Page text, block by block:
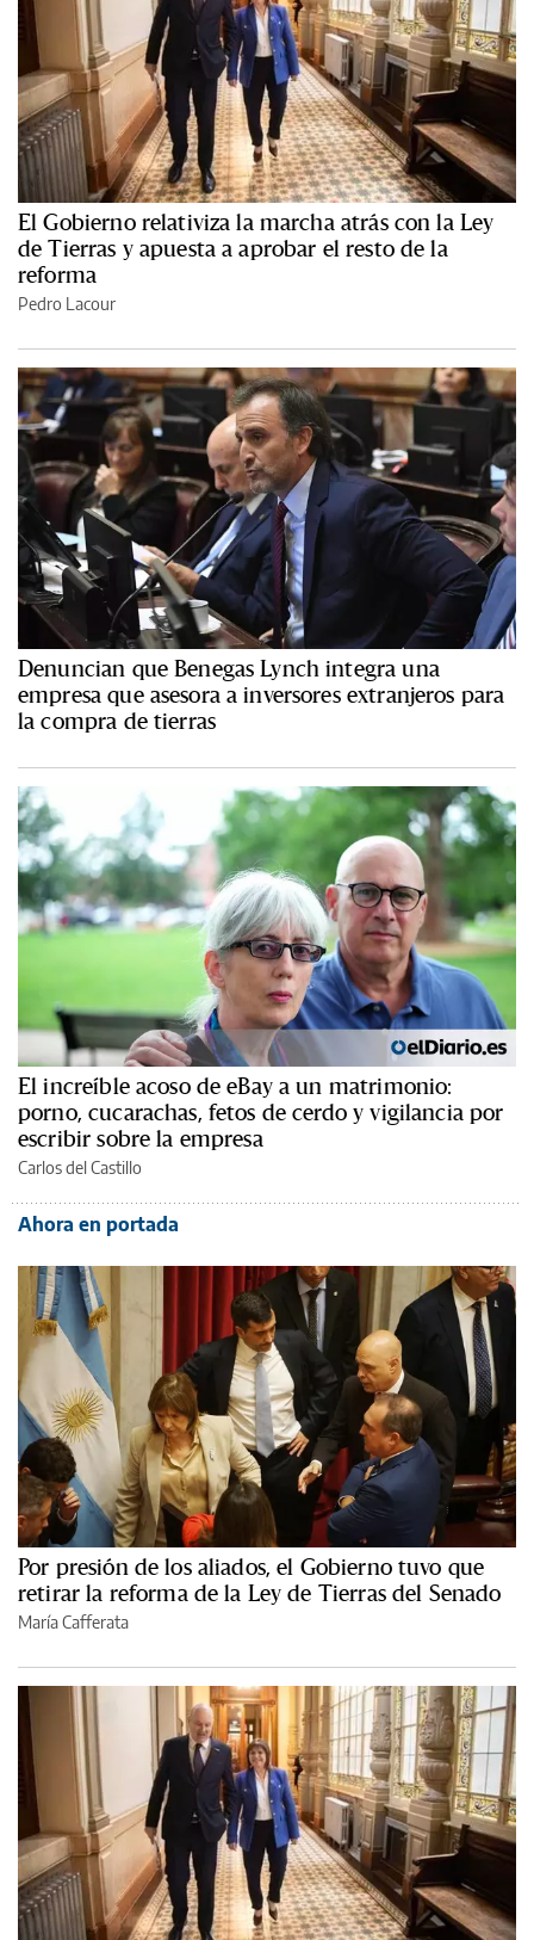
El Gobierno relativiza la marcha atrás con la Ley
de Tierras y apuesta a aprobar el resto de la
reforma
Pedro Lacour
Denuncian que Benegas Lynch integra una
empresa que asesora a inversores extranjeros para
la compra de tierras
El increíble acoso de eBay a un matrimonio:
porno, cucarachas, fetos de cerdo y vigilancia por
escribir sobre la empresa
Carlos del Castillo
Ahora en portada
Por presión de los aliados, el Gobierno tuvo que
retirar la reforma de la Ley de Tierras del Senado
María Cafferata